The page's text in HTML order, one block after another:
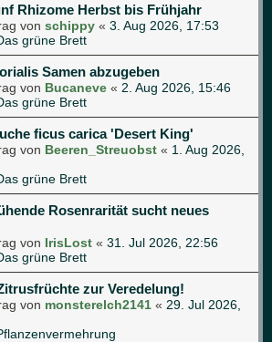
Rhizome Herbst bis Frühjahr
von schippy « 3. Aug 2026, 17:53
grüne Brett
Samen abzugeben
von Bucaneve « 2. Aug 2026, 15:46
grüne Brett
ficus carica 'Desert King'
von Beeren_Streuobst « 1. Aug 2026,
grüne Brett
Rosenrarität sucht neues
von IrisLost « 31. Jul 2026, 22:56
grüne Brett
zur Veredelung!
von monsterelch2141 « 29. Jul 2026,